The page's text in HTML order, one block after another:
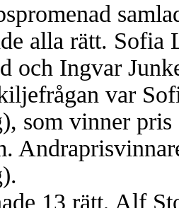
alla rätt. Sofia
och Ingvar
var
som vinner pris
13 rätt, Alf